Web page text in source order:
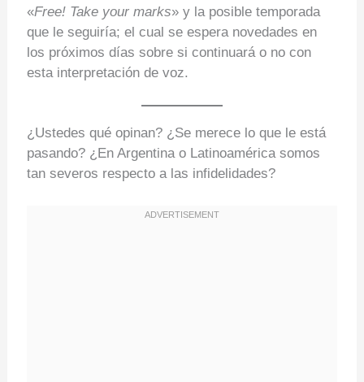
«Free! Take your marks» y la posible temporada
que le seguiría; el cual se espera novedades en
los próximos días sobre si continuará o no con
esta interpretación de voz.
¿Ustedes qué opinan? ¿Se merece lo que le está
pasando? ¿En Argentina o Latinoamérica somos
tan severos respecto a las infidelidades?